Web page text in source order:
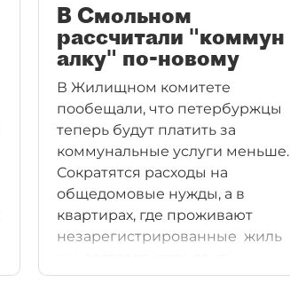
В Смольном
рассчитали "коммун
алку" по-новому
В Жилищном комитете
пообещали, что петербуржцы
теперь будут платить за
коммунальные услуги меньше.
Сократятся расходы на
общедомовые нужды, а в
квартирах, где проживают
незарегистрированные жиль
приборы учета. Однако даже